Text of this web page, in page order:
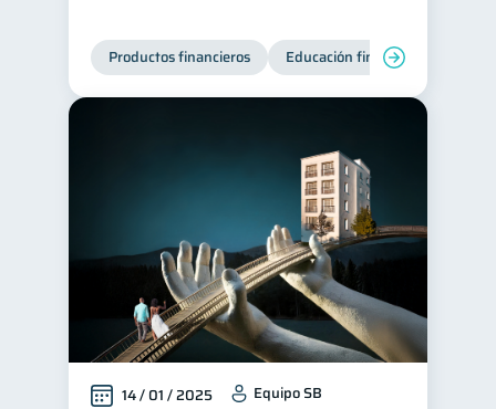
Productos financieros Educación financiera
14 / 01 / 2025 Equipo SB